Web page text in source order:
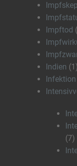
Impftod
Indien
Infektion
(7)